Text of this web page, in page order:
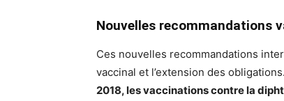
Nouvelles recommandations
Ces nouvelles recommandations
vaccinal et l’extension des obligations.
2018, les vaccinations contre la